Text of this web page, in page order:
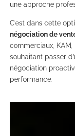
une approche
C’est dans cette
négociation de
commerciaux, KAM,
souhaitant passer
négociation
performance.